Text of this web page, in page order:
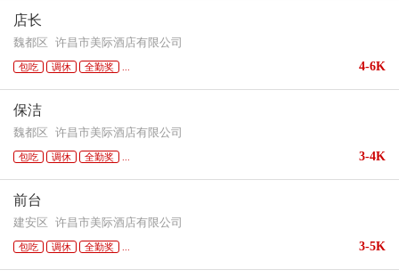
店长
魏都区 许昌市美际酒店有限公司
包吃 调休 全勤奖 4-6K
保洁
魏都区 许昌市美际酒店有限公司
包吃 调休 全勤奖 3-4K
前台
建安区 许昌市美际酒店有限公司
包吃 调休 全勤奖 3-5K